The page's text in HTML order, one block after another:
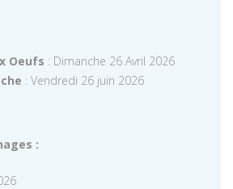
Oeufs : Dimanche 26 Avril 2026
: Vendredi 26 juin 2026
: